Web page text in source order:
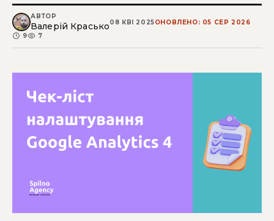
АВТОР
Валерій Красько08 КВІ 2025ОНОВЛЕНО: 05 СЕР 2026
9
7